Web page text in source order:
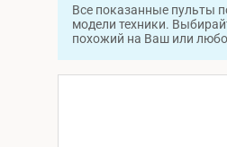
Все показанные пульты
модели техники.
похожий на Ваш или